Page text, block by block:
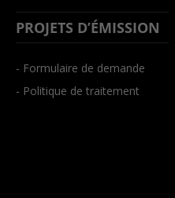
PROJETS D’ÉMISSION
- Formulaire de demande
- Politique de traitement